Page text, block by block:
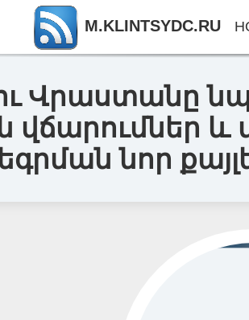
Վրաստանը
վճարումներ և
նոր
M.KLINTSYDC.RU